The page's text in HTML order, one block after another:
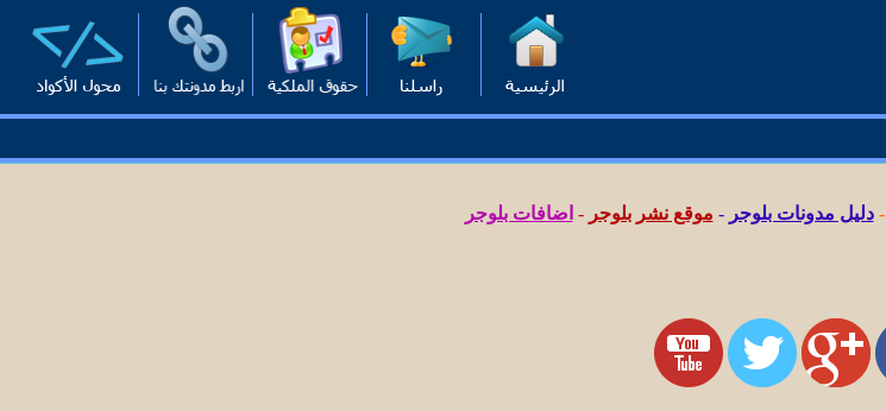
-دليل مدونات بلوجر - موقع نشر بلوجر - اضافات بلوجر